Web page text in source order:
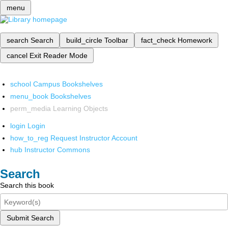
menu
search Search build_circle Toolbar fact_check Homework
cancel Exit Reader Mode
school Campus Bookshelves
menu_book Bookshelves
perm_media Learning Objects
login Login
how_to_reg Request Instructor Account
hub Instructor Commons
Search
Search this book
Submit Search